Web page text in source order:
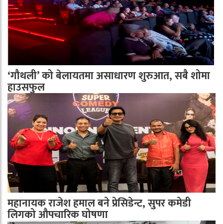
‘गौथली’ को बेलायतमा असाधारण शुरुआत, सबै शोमा
हाउसफुल
महानायक राजेश हमाल बने प्रेसिडेन्ट, सुपर कमेडी
लिगको औपचारिक घोषणा